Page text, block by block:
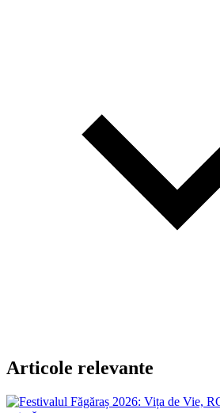
Articole relevante